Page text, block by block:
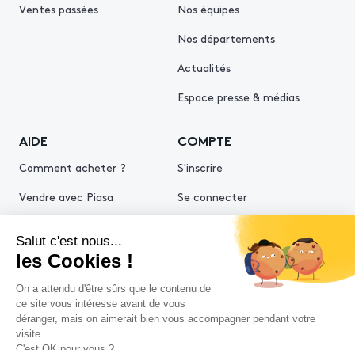
Ventes passées
Nos équipes
Nos départements
Actualités
Espace presse & médias
AIDE
Comment acheter ?
Vendre avec Piasa
COMPTE
S'inscrire
Se connecter